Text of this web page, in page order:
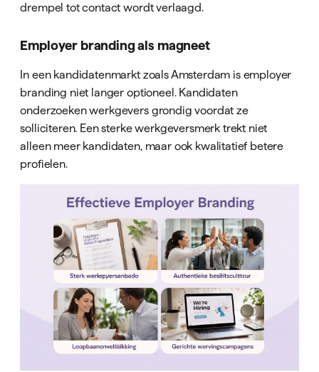
drempel tot contact wordt verlaagd.
Employer branding als magneet
In een kandidatenmarkt zoals Amsterdam is employer
branding niet langer optioneel. Kandidaten
onderzoeken werkgevers grondig voordat ze
solliciteren. Een sterke werkgeversmerk trekt niet
alleen meer kandidaten, maar ook kwalitatief betere
profielen.